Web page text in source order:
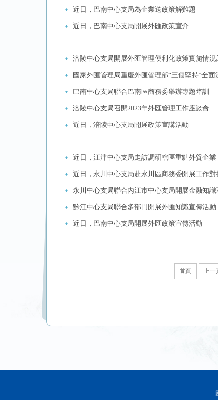
近日，巴南中心支局為企業送政策解難題
近日，巴南中心支局開展外匯政策宣介
涪陵中心支局開展外匯管理便利化政策實施情況
國家外匯管理局重慶外匯管理部“三個堅持”全
巴南中心支局聯合巴南區商務委舉辦專題培訓
涪陵中心支局召開2023年外匯管理工作座談會
近日，涪陵中心支局開展政策宣講活動
近日，江津中心支局走訪調研轄區重點外貿企業
近日，永川中心支局赴永川區商務委開展工作對
永川中心支局聯合內江市中心支局開展金融知
黔江中心支局聯合多部門開展外匯知識宣傳活動
近日，巴南中心支局開展外匯政策宣傳活動
首頁 上一